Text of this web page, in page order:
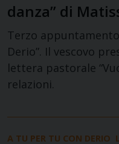
danza” di
Terzo
Derio”. Il vescovo
lettera pastorale
relazioni.
A TU PER TU CON DERIO